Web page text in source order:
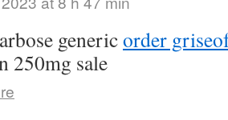
genericorder
250mg sale